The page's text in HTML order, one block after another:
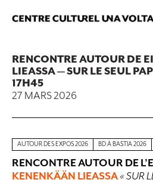
RENCONTRE AUTOUR DE
LIEASSA — SUR LE SEUL
17H45
27 MARS 2026
AUTOUR DES EXPOS 2026 BD À BASTIA 2026
RENCONTRE AUTOUR DE
KENENKÄÄN LIEASSA« SUR